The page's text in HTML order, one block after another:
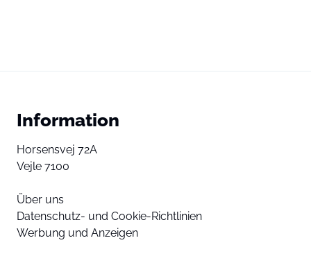
Information
Horsensvej 72A
Vejle 7100
Über uns
Datenschutz- und Cookie-Richtlinien
Werbung und Anzeigen